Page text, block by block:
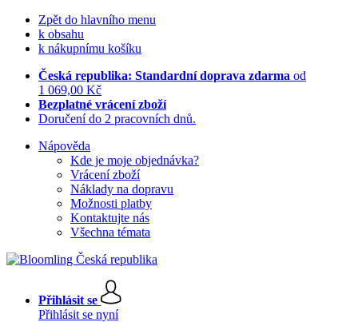
Zpět do hlavního menu
k obsahu
k nákupnímu košíku
Česká republika: Standardní doprava zdarma od
1 069,00 Kč
Bezplatné vrácení zboží
Doručení do 2 pracovních dnů.
Nápověda
Kde je moje objednávka?
Vrácení zboží
Náklady na dopravu
Možnosti platby
Kontaktujte nás
Všechna témata
Přihlásit se
Přihlásit se nyní